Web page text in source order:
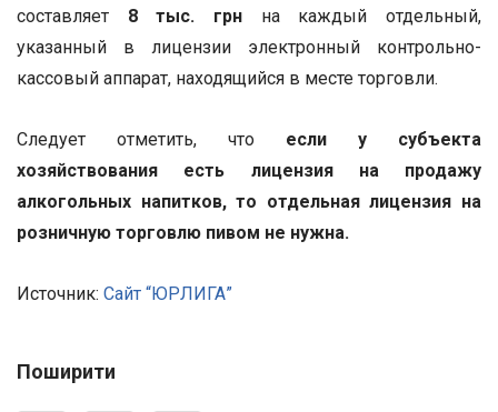
составляет 8 тыс. грн на каждый отдельный,
указанный в лицензии электронный контрольно-
кассовый аппарат, находящийся в месте торговли.
Следует отметить, что если у субъекта
хозяйствования есть лицензия на продажу
алкогольных напитков, то отдельная лицензия на
розничную торговлю пивом не нужна.
Источник: Сайт “ЮРЛИГА”
Поширити